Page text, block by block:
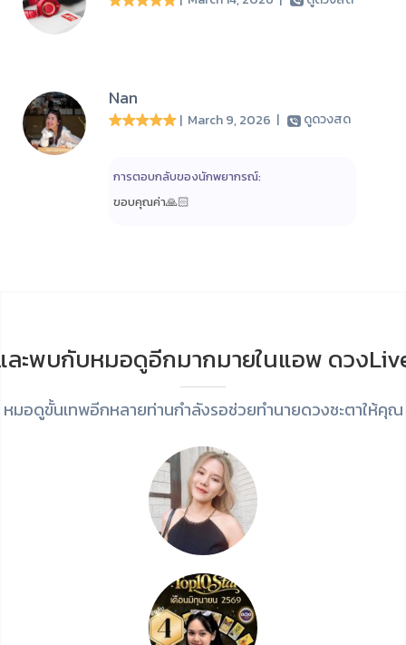
Nan
| March 9, 2026 | ดูดวงสด
การตอบกลับของนักพยากรณ์:
ขอบคุณค่า🙏🏻
ละพบกับหมอดูอีกมากมายในแอพ ดวง
หมอดูขั้นเทพอีกหลายท่านกำลังรอช่วยทำนายดวงชะตาให้คุณ